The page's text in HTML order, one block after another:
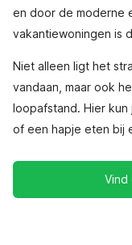
en door de moderne
vakantiewoningen is
Niet alleen ligt het
vandaan, maar ook
loopafstand. Hier
of een hapje eten bij
Vind